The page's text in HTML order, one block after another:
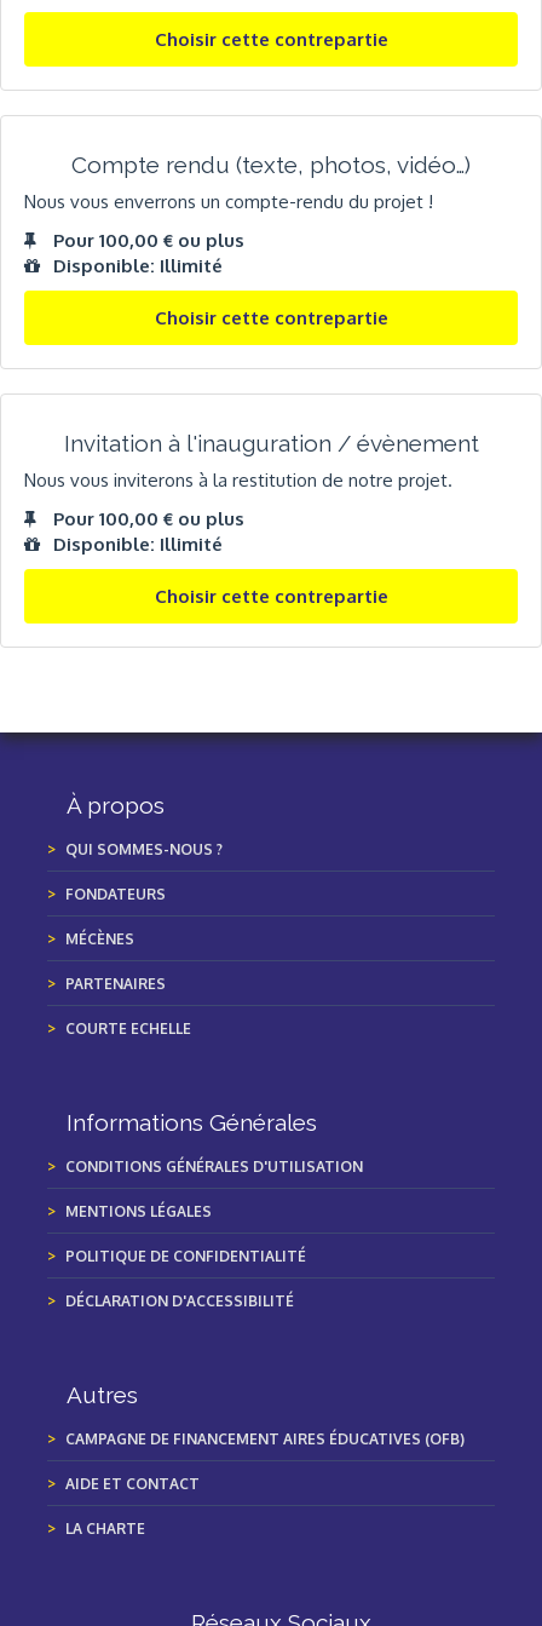
Choisir cette contrepartie
Compte rendu (texte, photos, vidéo…)
Nous vous enverrons un compte-rendu du projet !
Pour 100,00 € ou plus
Disponible: Illimité
Choisir cette contrepartie
Invitation à l'inauguration / évènement
Nous vous inviterons à la restitution de notre projet.
Pour 100,00 € ou plus
Disponible: Illimité
Choisir cette contrepartie
À propos
QUI SOMMES-NOUS ?
FONDATEURS
MÉCÈNES
PARTENAIRES
COURTE ECHELLE
Informations Générales
CONDITIONS GÉNÉRALES D'UTILISATION
MENTIONS LÉGALES
POLITIQUE DE CONFIDENTIALITÉ
DÉCLARATION D'ACCESSIBILITÉ
Autres
CAMPAGNE DE FINANCEMENT AIRES ÉDUCATIVES (OFB)
AIDE ET CONTACT
LA CHARTE